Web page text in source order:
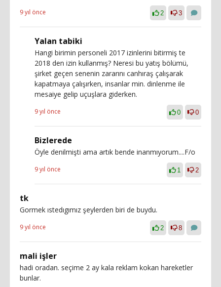
9 yıl önce 2 3
Yalan tabiki
Hangi birimin personeli 2017 izinlerini bitirmiş te
2018 den izin kullanmış? Neresi bu yatış bölümü,
şirket geçen senenin zararını canhıraş çalışarak
kapatmaya çalışırken, insanlar min. dinlenme ile
mesaiye gelip uçuşlara giderken.
9 yıl önce 0 0
Bizlerede
Öyle denilmişti ama artık bende inanmıyorum....F/o
9 yıl önce 1 2
tk
Gormek ıstedıgımız şeylerden biri de buydu.
9 yıl önce 2 8
mali işler
hadi oradan. seçime 2 ay kala reklam kokan hareketler
bunlar.